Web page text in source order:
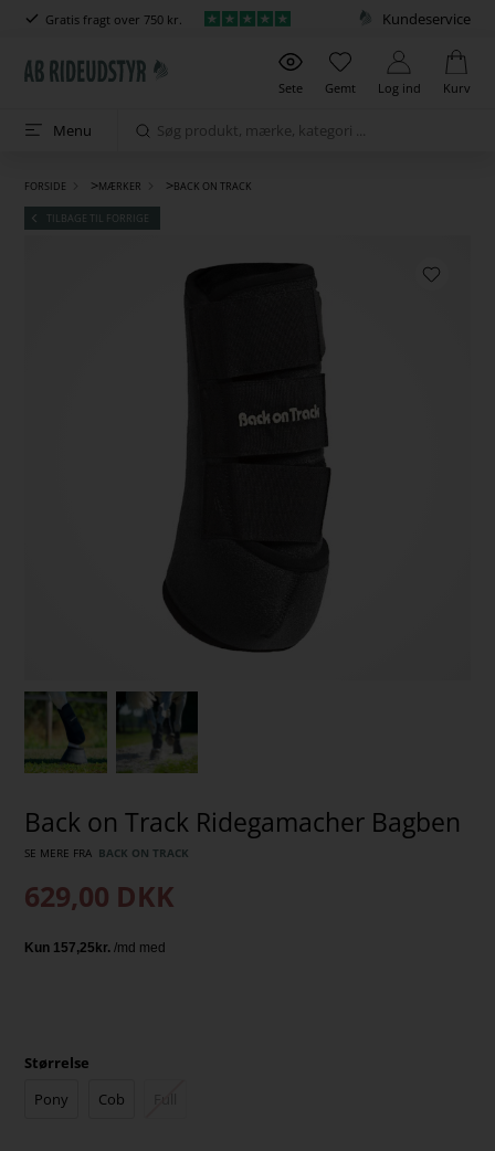
Gratis fragt over 750 kr. Kundeservice
Sete Gemt Log ind Kurv
Menu
FORSIDE >MÆRKER >BACK ON TRACK
TILBAGE TIL FORRIGE
Back on Track Ridegamacher Bagben
SE MERE FRA BACK ON TRACK
629,00 DKK
Størrelse
Pony
Cob